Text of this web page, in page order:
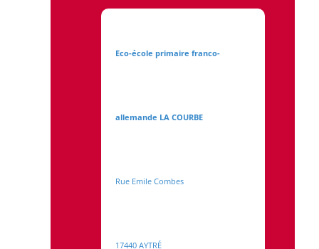
Eco-école primaire franco-
allemande LA COURBE
Rue Emile Combes
17440 AYTRÉ